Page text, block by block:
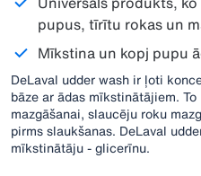
pupus, tīrītu rokas un
Mīkstina un kopj pupu
DeLaval udder wash ir ļoti
bāze ar ādas mīkstinātājiem.
mazgāšanai, slaucēju roku
pirms slaukšanas. DeLaval
mīkstinātāju - glicerīnu.